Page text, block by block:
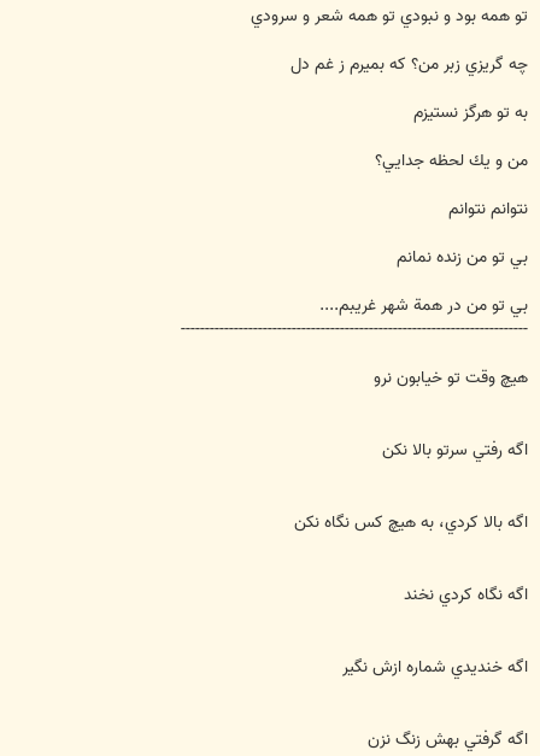
تو همه بود و نبودي تو همه شعر و سرودي
چه گريزي زبر من؟ كه بميرم ز غم دل
به تو هرگز نستيزم
من و يك لحظه جدايي؟
نتوانم نتوانم
بي تو من زنده نمانم
بي تو من در همة شهر غريبم....
------------------------------------------------------------------------
هيچ وقت تو خيابون نرو
اگه رفتي سرتو بالا نكن
اگه بالا كردي، به هيچ كس نگاه نكن
اگه نگاه كردي نخند
اگه خنديدي شماره ازش نگير
اگه گرفتي بهش زنگ نزن